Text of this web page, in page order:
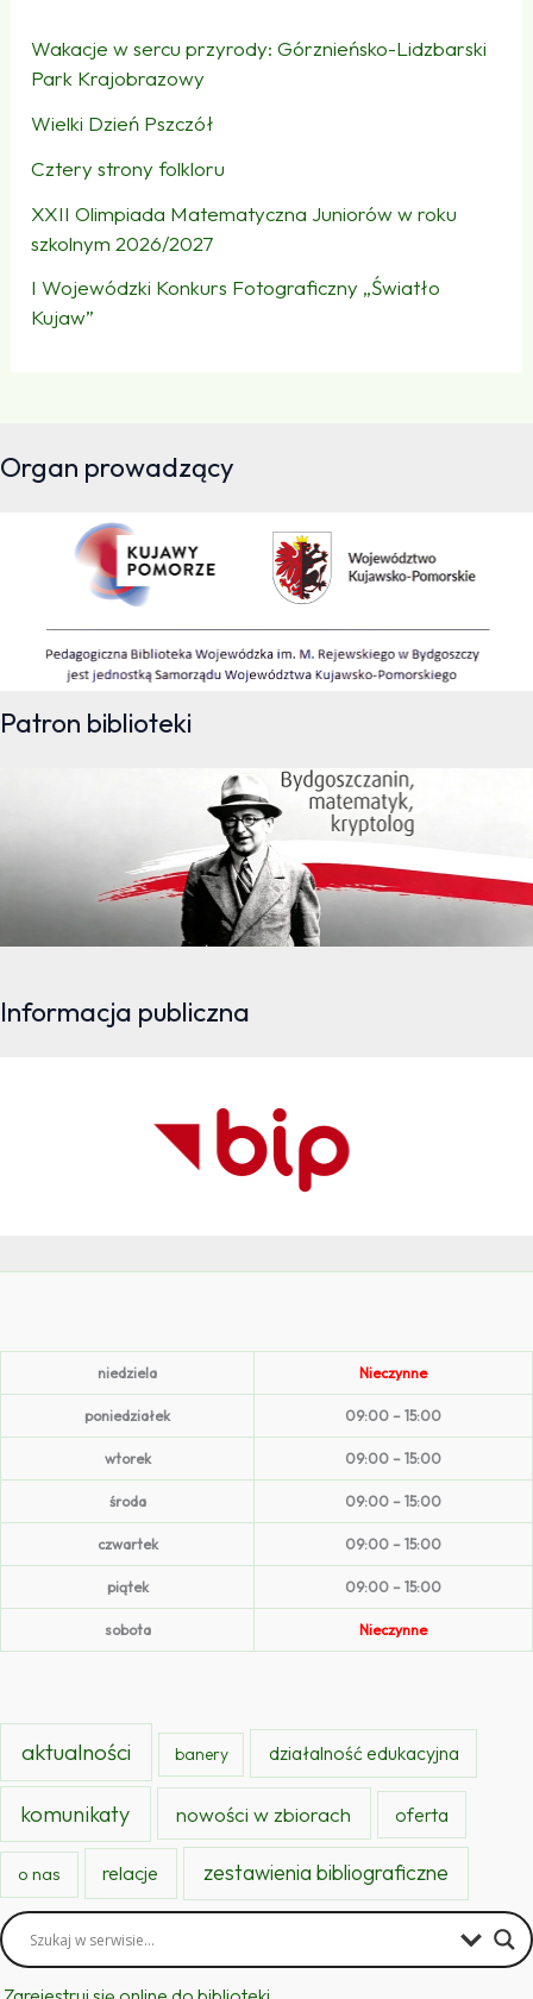
Wakacje w sercu przyrody: Górznieńsko-Lidzbarski
Park Krajobrazowy
Wielki Dzień Pszczół
Cztery strony folkloru
XXII Olimpiada Matematyczna Juniorów w roku
szkolnym 2026/2027
I Wojewódzki Konkurs Fotograficzny „Światło
Kujaw”
Organ prowadzący
Patron biblioteki
Informacja publiczna
niedziela Nieczynne
poniedziałek 09:00 – 15:00
wtorek 09:00 – 15:00
środa 09:00 – 15:00
czwartek 09:00 – 15:00
piątek 09:00 – 15:00
sobota Nieczynne
aktualności banery działalność edukacyjna
komunikaty nowości w zbiorach oferta
o nas relacje zestawienia bibliograficzne